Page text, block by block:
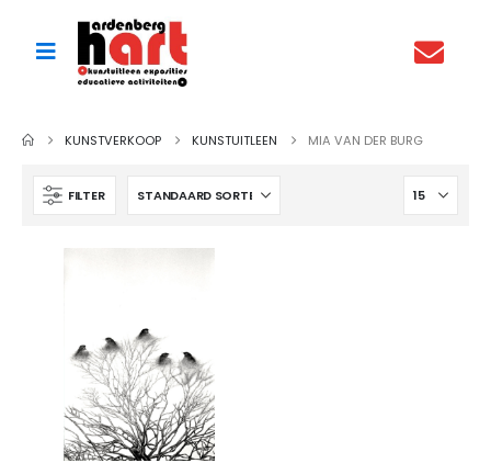
KUNSTVERKOOP KUNSTUITLEEN MIA VAN DER BURG
FILTER